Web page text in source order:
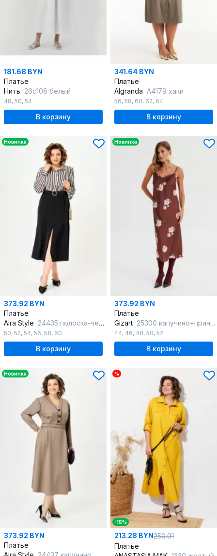
181.68 BYN
Платье
Нить 26с108 белый
48, 50, 54
В корзину
341.64 BYN
Платье
Algranda А4179 хаки
56, 58, 60, 62, 64
В корзину
Новинка
373.92 BYN
Платье
Aira Style 24435 полоска-черный
50, 52, 54, 56, 58, 60
В корзину
Новинка
373.92 BYN
Платье
Gizart 25300 капучино+принт_цветы
44, 46, 48, 50, 52
В корзину
Новинка
373.92 BYN
Платье
%
-15%
213.28 BYN250.91
Платье